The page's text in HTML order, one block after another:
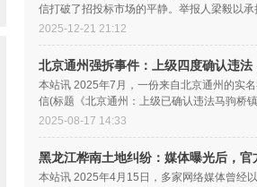
信打破了招投标市场的平静。举报人梁毅以承
部法律责任的郑重态...
2025-12-21 21:12
北京通州强拆事件：上级四度确认违法
报后
本站讯 2025年7月，一份来自北京通州的实
信(标题《北京通州：上级已确认违法马驹桥
然强拆，至今不给...
2025-08-17 14:33
黑龙江桦南土地纠纷：媒体曝光后，官
何“
本站讯 2025年4月15日，多家网络媒体曾经